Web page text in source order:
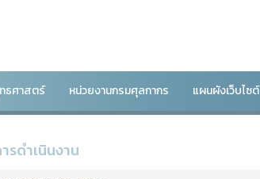
ธศาสตร์ หน่วยงานกรมศุลกากร แผนผังเว็บไซต์
รดำเนินงาน